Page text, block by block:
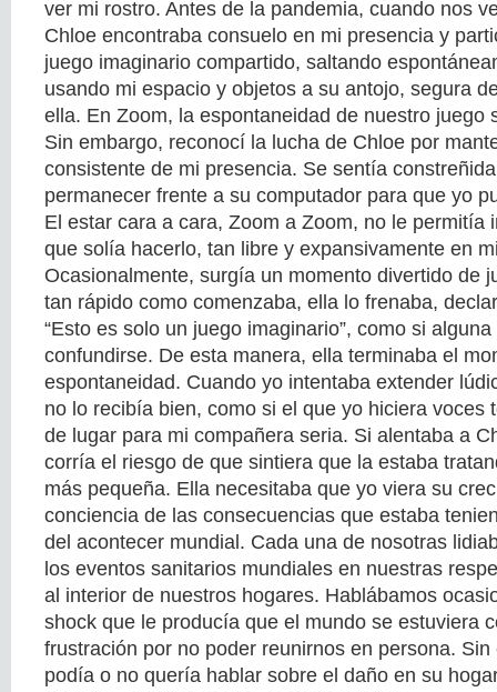
ver mi rostro. Antes de la pandemia, cuando nos
Chloe encontraba consuelo en mi presencia y
juego imaginario compartido, saltando
usando mi espacio y objetos a su antojo, segura
ella. En Zoom, la espontaneidad de nuestro juego
Sin embargo, reconocí la lucha de Chloe por
consistente de mi presencia. Se sentía
permanecer frente a su computador para que yo
El estar cara a cara, Zoom a Zoom, no le permitía
que solía hacerlo, tan libre y expansivamente en
Ocasionalmente, surgía un momento divertido de
tan rápido como comenzaba, ella lo frenaba,
“Esto es solo un juego imaginario”, como si
confundirse. De esta manera, ella terminaba el
espontaneidad. Cuando yo intentaba extender
no lo recibía bien, como si el que yo hiciera voces
de lugar para mi compañera seria. Si alentaba a
corría el riesgo de que sintiera que la estaba
más pequeña. Ella necesitaba que yo viera su
conciencia de las consecuencias que estaba
del acontecer mundial. Cada una de nosotras
los eventos sanitarios mundiales en nuestras
al interior de nuestros hogares. Hablábamos
shock que le producía que el mundo se estuviera
frustración por no poder reunirnos en persona.
podía o no quería hablar sobre el daño en su